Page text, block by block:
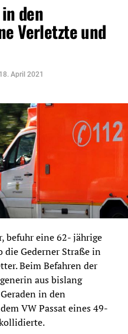
den
Verletzte und
18. April 2021
befuhr eine 62- jährige
Gederner Straße in
Beim Befahren der
aus bislang
in den
VW Passat eines 49-